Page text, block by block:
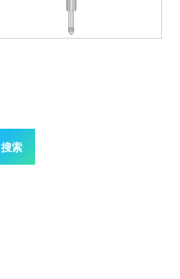
搜索